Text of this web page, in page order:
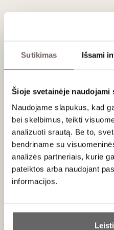
Sutikimas Išsami
Šioje svetainėje naudojami
Naudojame slapukus, kad
bei skelbimus, teikti
analizuoti srautą. Be to,
bendriname su
analizės partneriais, kurie
pateiktos arba naudojant
informacijos.
Šalis
Regionas
Bordo
Apeliacija
Vynuogės
Stilius
Gamintojas
Talpa
0,75 L
Alk. tūris
13%
AprašymasAr jums